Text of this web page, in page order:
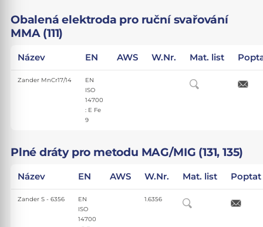
Obalená elektroda pro ruční svařování
MMA (111)
Název EN AWS W.Nr. Mat. list
Zander MnCr17/14
EN
ISO
14700
: E Fe
9
Plné dráty pro metodu MAG/MIG (131, 135)
Název EN AWS W.Nr. Mat. list Poptat
Zander S - 6356
EN
ISO
14700
1.6356